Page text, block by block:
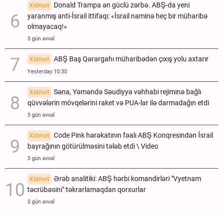
Xidmət
Donald Trampa ən güclü zərbə. ABŞ-da yeni
yaranmış anti-İsrail ittifaqı: «İsrail naminə heç bir müharibə
olmayacaq!»
3 gün əvvəl
Xidmət ABŞ Baş Qərargahı müharibədən çıxış yolu axtarır
Yesterday 10:30
Xidmət
Səna, Yəməndə Səudiyyə vəhhabi rejiminə bağlı
qüvvələrin mövqelərini raket və PUA-lar ilə darmadağın etdi
3 gün əvvəl
Xidmət
Code Pink hərəkatının fəalı ABŞ Konqresindən İsrail
bayrağının götürülməsini tələb etdi \ Video
3 gün əvvəl
Xidmət
Ərəb analitiki: ABŞ hərbi komandirləri "Vyetnam
təcrübəsini" təkrarlamaqdan qorxurlar
3 gün əvvəl